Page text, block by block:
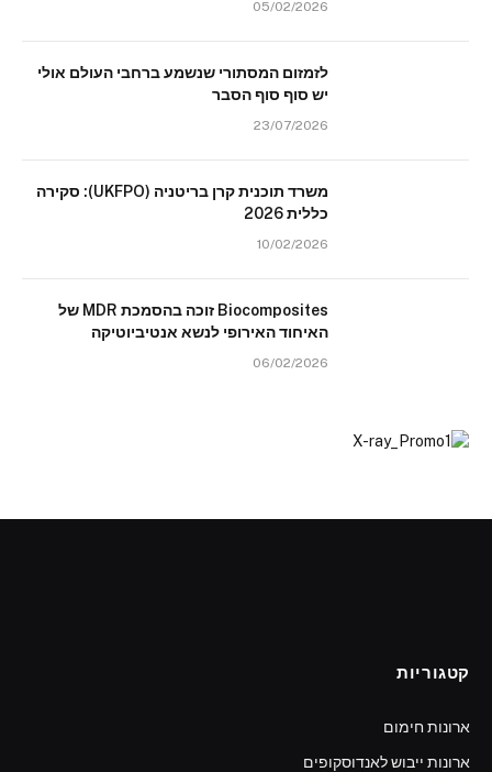
05/02/2026
לזמזום המסתורי שנשמע ברחבי העולם אולי
יש סוף סוף הסבר
23/07/2026
משרד תוכנית קרן בריטניה (UKFPO): סקירה
כללית 2026
10/02/2026
Biocomposites זוכה בהסמכת MDR של
האיחוד האירופי לנשא אנטיביוטיקה
06/02/2026
קטגוריות
ארונות חימום
ארונות ייבוש לאנדוסקופים